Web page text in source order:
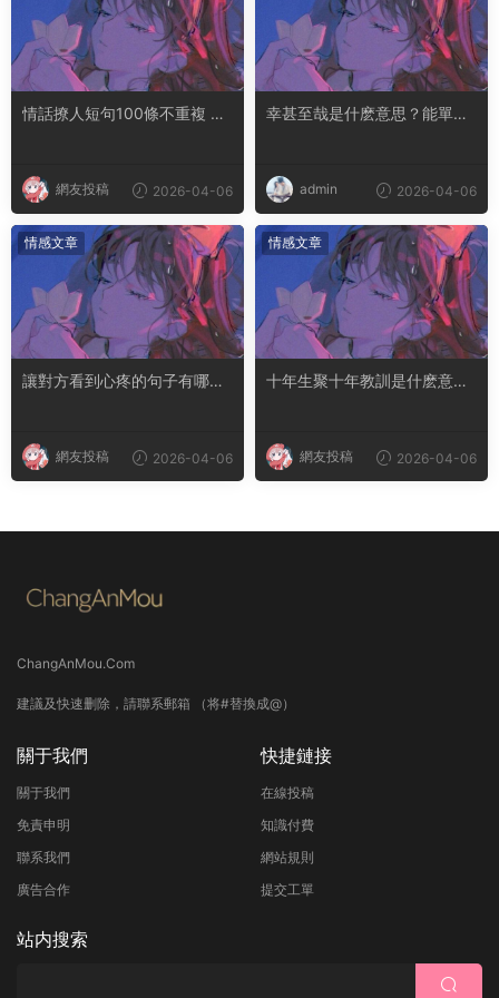
情話撩人短句100條不重複 土
網友投稿 2026-04-06
幸甚至哉是什麽意思？能單獨
admin 2026-04-06
情感文章
讓對方看到心疼的句子有哪
網友投稿 2026-04-06
情感文章
十年生聚十年教訓是什麽意思
網友投稿 2026-04-06
ChangAnMou.Com
建議及快速删除，請聯系郵箱 （将#替換成@）
關于我們
關于我們
免責申明
聯系我們
廣告合作
快捷鏈接
在線投稿
知識付費
網站規則
提交工單
站内搜索